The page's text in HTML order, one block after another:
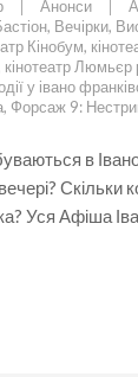
до
Що
цікавого
у
Івано-
Франківську
Події
в
Івано-
Франківську.
Анонси
, Вечірки,
Кінобум,
кінотеатр Люмьєр
у івано
, Форсаж 9:
в
Скільки
Уся Афіша